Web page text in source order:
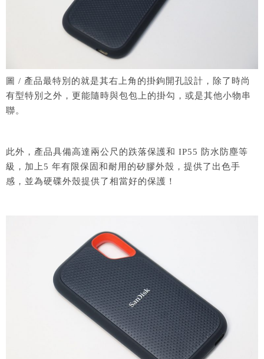
圖 / 產品最特別的就是其右上角的掛鉤開孔設計，除了時尚
有型特別之外，更能隨時與包包上的掛勾，或是其他小物串
聯。
此外，產品具備高達兩公尺的跌落保護和 IP55 防水防塵等
級，加上5 年有限保固和耐用的矽膠外殼，提供了出色手
感，並為硬碟外殼提供了相當好的保護！